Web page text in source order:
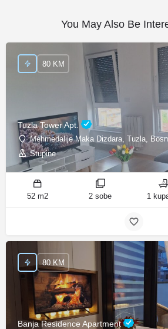
You May Also Be
Tuzla Tower Apt.
Mehmedalije Maka Dizdara, Tuzla,
Stupine
80 KM
52 m2 2 sobe 1
Banja Residence Apartment
80 KM